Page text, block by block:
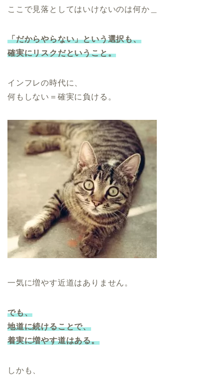
ここで見落としてはいけないのは何か＿
「だからやらない」という選択も、
確実にリスクだということ。
インフレの時代に、
何もしない＝確実に負ける。
一気に増やす近道はありません。
でも、
地道に続けることで、
着実に増やす道はある。
しかも、